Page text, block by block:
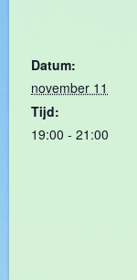
Datum:
november 11
Tijd:
19:00 - 21:00